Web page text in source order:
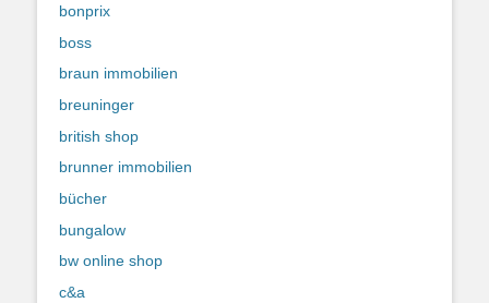
bonprix
boss
braun immobilien
breuninger
british shop
brunner immobilien
bücher
bungalow
bw online shop
c&a